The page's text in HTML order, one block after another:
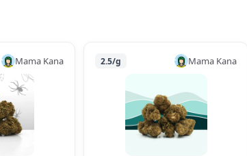
Mama Kana 2.5/g Mama Kana